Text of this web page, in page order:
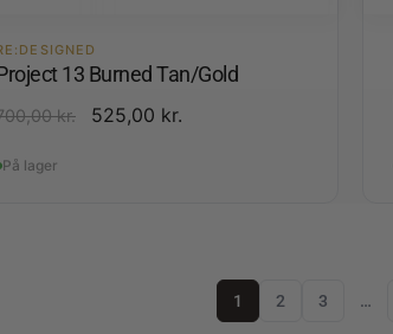
13 Burned Tan/Gold
kr. 525,00 kr.
På lager
1 2 3 …